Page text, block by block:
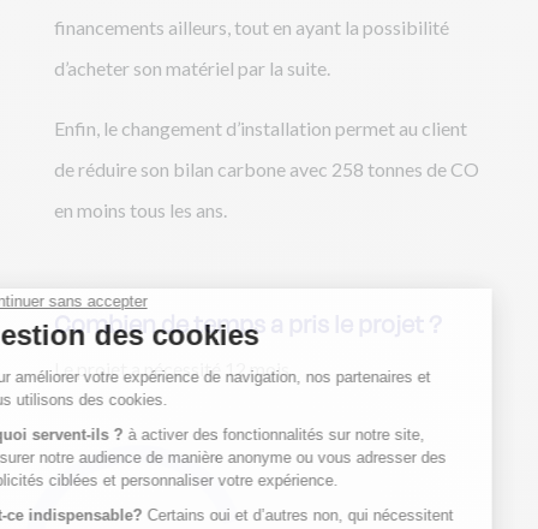
financements ailleurs, tout en ayant la possibilité
d’acheter son matériel par la suite.
Enfin, le changement d’installation permet au client
de réduire son bilan carbone avec 258 tonnes de CO
en moins tous les ans.
Combien de temps a pris le projet ?
Le projet a nécessité 12 mois.